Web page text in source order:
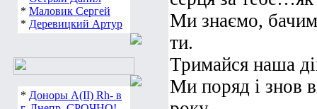
* Маловик Сергей
* Деревицкий Артур
* Доноры А(ІІ) Rh- в
Ми знаємо,
ти.
Тримайся наша
Ми поряд і знов